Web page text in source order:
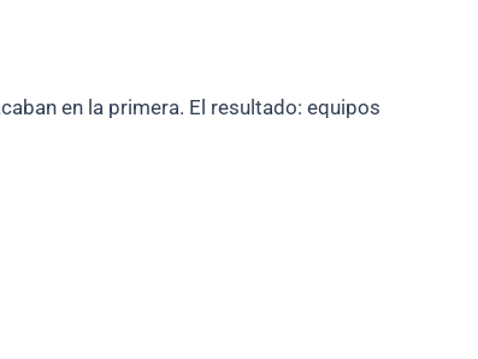
en la primera. El resultado: equipos